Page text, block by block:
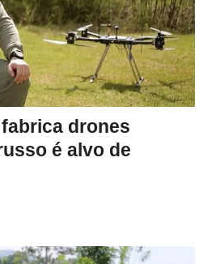
drones
é alvo de